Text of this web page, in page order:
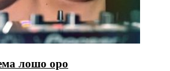
лошо оро